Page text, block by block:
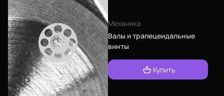
Механика
Валы и трапецеидальные
винты
Купить